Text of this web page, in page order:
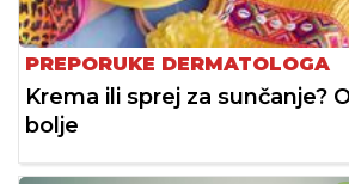
PREPORUKE DERMATOLOGA
Krema ili sprej za sunčanje?
bolje